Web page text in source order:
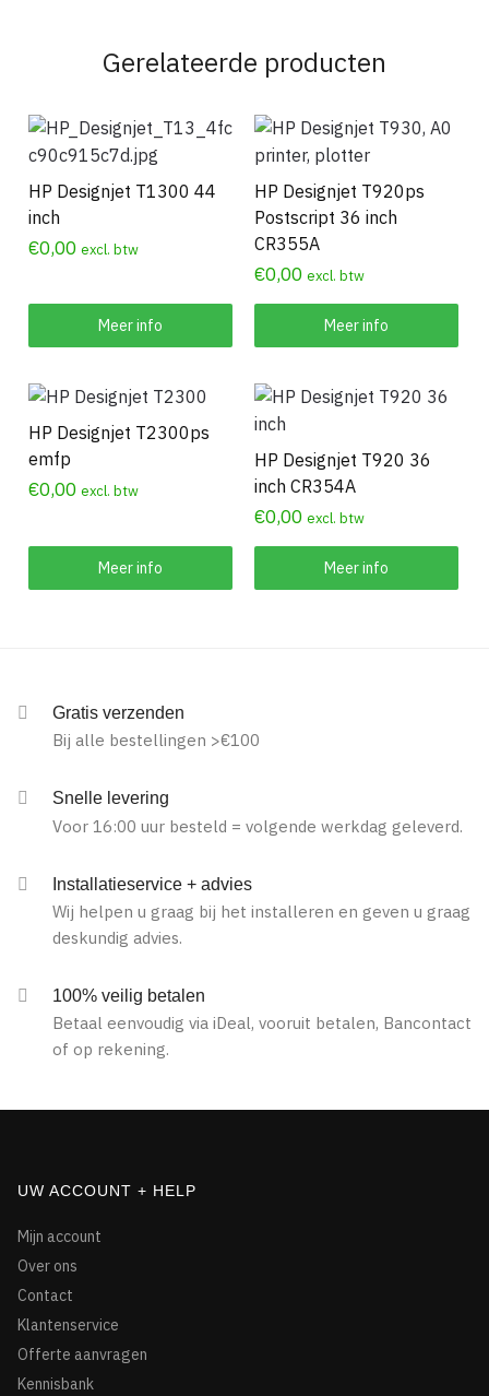
Gerelateerde producten
HP Designjet T1300 44
inch
€0,00 excl. btw
Meer info
HP Designjet T920ps
Postscript 36 inch
CR355A
€0,00 excl. btw
Meer info
HP Designjet T2300ps
emfp
€0,00 excl. btw
Meer info
HP Designjet T920 36
inch CR354A
€0,00 excl. btw
Meer info
Gratis verzenden
Bij alle bestellingen >€100
Snelle levering
Voor 16:00 uur besteld = volgende werkdag geleverd.
Installatieservice + advies
Wij helpen u graag bij het installeren en geven u graag
deskundig advies.
100% veilig betalen
Betaal eenvoudig via iDeal, vooruit betalen, Bancontact
of op rekening.
UW ACCOUNT + HELP
Mijn account
Over ons
Contact
Klantenservice
Offerte aanvragen
Kennisbank